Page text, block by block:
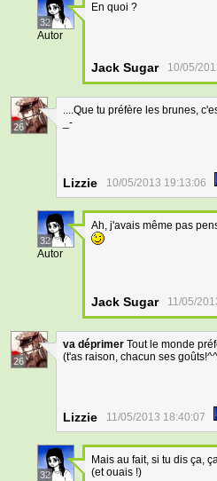
32
Autor
En quoi ?
Jack Sugar 10/05/
26
....Que tu préfère les brunes,
_-
Lizzie 10/05/2013 19:13:06
32
Autor
Ah, j'avais même pas
Jack Sugar 11/05/
26
va déprimer Tout le monde
(t'as raison, chacun ses
Lizzie 11/05/2013 18:40:07
32
Mais au fait, si tu dis ça,
(et ouais !)